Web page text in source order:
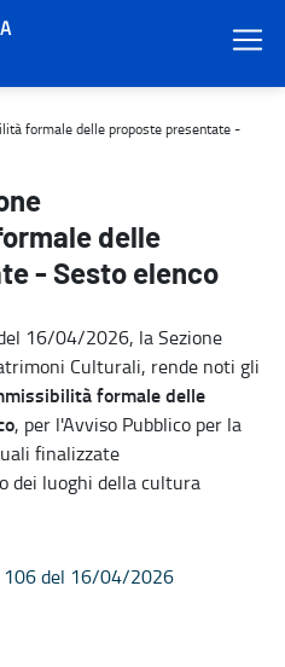
formale delle proposte
formale delle proposte presentate -
delle
- Sesto elenco
16/04/2026, la Sezione
Culturali, rende noti gli
formale delle
, per l'Avviso Pubblico per la
finalizzate
dei luoghi della cultura
106 del 16/04/2026